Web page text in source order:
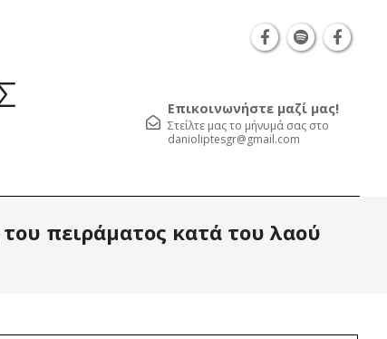
Επικοινωνήστε μαζί μας!
Στείλτε μας το μήνυμά σας στο
danioliptesgr@gmail.com
πειράματος κατά του λαού